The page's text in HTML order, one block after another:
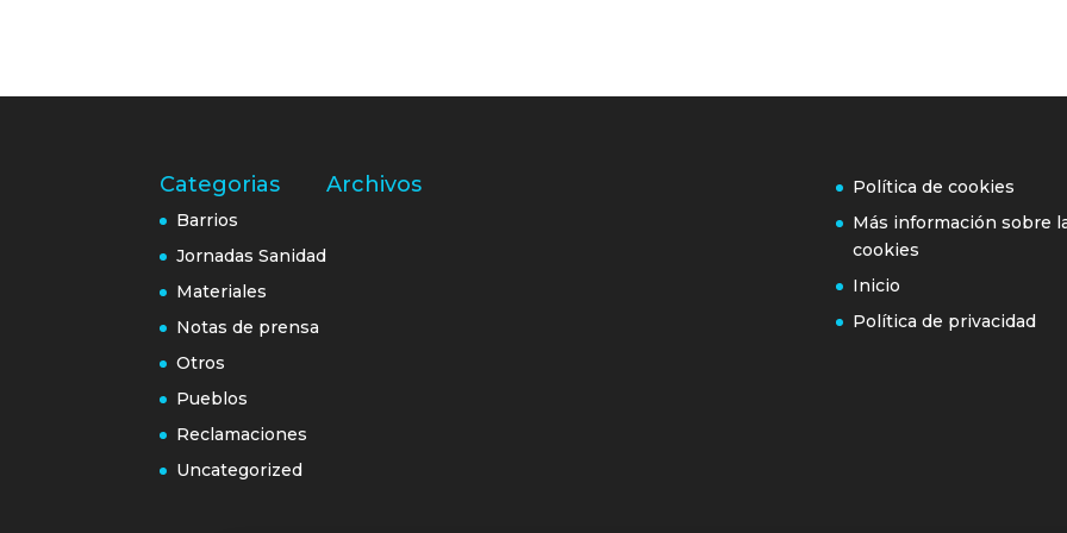
Categorias
Barrios
Jornadas Sanidad
Materiales
Notas de prensa
Otros
Pueblos
Reclamaciones
Uncategorized
Archivos
Política de cookies
Más información sobre
cookies
Inicio
Política de privacidad